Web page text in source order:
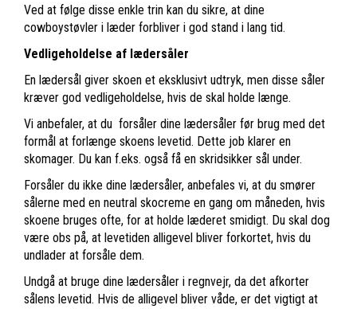
Ved at følge disse enkle trin kan du sikre, at dine
cowboystøvler i læder forbliver i god stand i lang tid.
Vedligeholdelse af lædersåler
En lædersål giver skoen et eksklusivt udtryk, men disse såler
kræver god vedligeholdelse, hvis de skal holde længe.
Vi anbefaler, at du forsåler dine lædersåler før brug med det
formål at forlænge skoens levetid. Dette job klarer en
skomager. Du kan f.eks. også få en skridsikker sål under.
Forsåler du ikke dine lædersåler, anbefales vi, at du smører
sålerne med en neutral skocreme en gang om måneden, hvis
skoene bruges ofte, for at holde læderet smidigt. Du skal dog
være obs på, at levetiden alligevel bliver forkortet, hvis du
undlader at forsåle dem.
Undgå at bruge dine lædersåler i regnvejr, da det afkorter
sålens levetid. Hvis de alligevel bliver våde, er det vigtigt at